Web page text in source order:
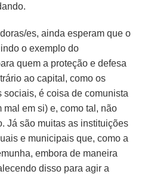
es, ainda esperam que o
o exemplo do
quem a proteção e defesa
ao capital, como os
sociais, é coisa de comunista
mal em si) e, como tal, não
Já são muitas as instituições
e municipais que, como a
embora de maneira
disso para agir a